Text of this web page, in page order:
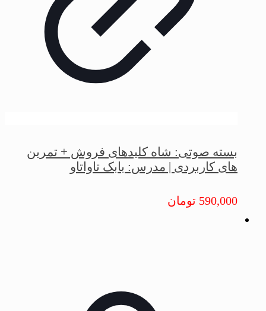
بسته صوتی: شاه کلیدهای فروش + تمرین
های کاربردی | مدرس: بابک تاواتاو
590,000 تومان